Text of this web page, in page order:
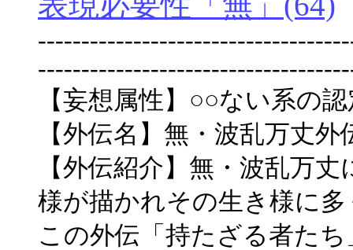
【妄想属性】○○ない系の
【外伝名】無・波乱万丈外
【外伝紹介】無・波乱万
様が描かれその生き様に
この外伝「持たざる者た